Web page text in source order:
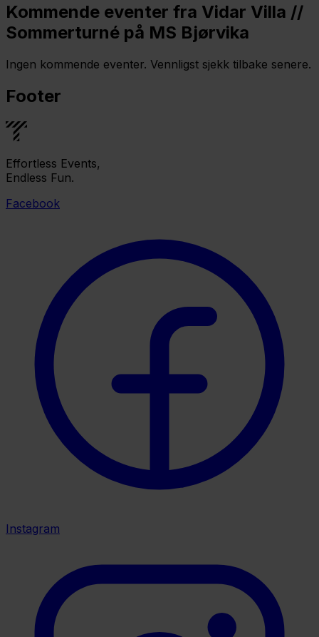
Kommende eventer fra Vidar Villa //
Sommerturné på MS Bjørvika
Ingen kommende eventer. Vennligst sjekk tilbake senere.
Footer
Effortless Events,
Endless Fun.
Facebook
Instagram